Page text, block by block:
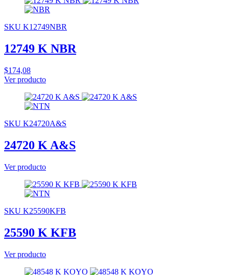
SKU K12749NBR
12749 K NBR
$174,08
Ver producto
SKU K24720A&S
24720 K A&S
Ver producto
SKU K25590KFB
25590 K KFB
Ver producto